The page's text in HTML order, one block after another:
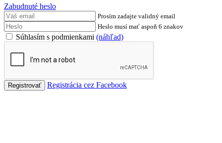
Zabudnuté heslo
Prosím zadajte validný email
Heslo musí mať aspoň 6 znakov
Súhlasím s podmienkami (náhľad)
Registrácia cez Facebook